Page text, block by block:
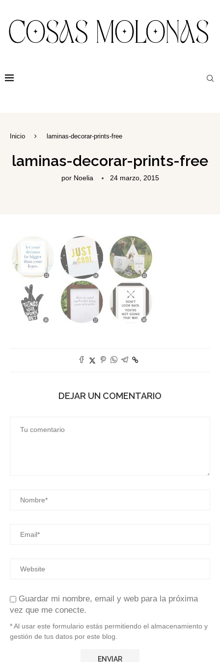
Inicio laminas-decorar-prints-free
laminas-decorar-prints-free
por Noelia 24 marzo, 2015
DEJAR UN COMENTARIO
Guardar mi nombre, email y web para la próxima
vez que me conecte.
* Al usar este formulario estás permitiendo el almacenamiento y
gestión de tus datos por este blog.